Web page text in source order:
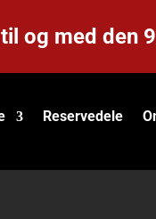
og med den
Reservedele